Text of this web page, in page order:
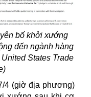
bố khởi xướng
đến ngành hàng
States Trade
4 (giờ địa phương)